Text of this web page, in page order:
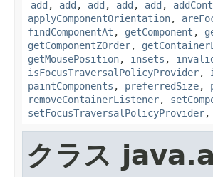
add , add , add , add , add ,
applyComponentOrientation,
findComponentAt , getComponent ,
getComponentZOrder,
getMousePosition, insets ,
isFocusTraversalPolicyProvider,
paintComponents , preferredSize,
removeContainerListener,
setFocusTraversalPolicyProvider,
クラス